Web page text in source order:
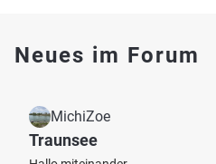
Neues im Forum
MichiZoe
Traunsee